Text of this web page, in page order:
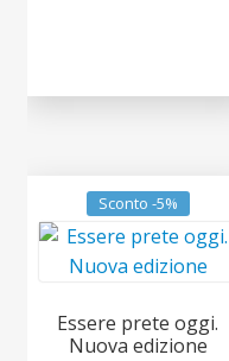
Sconto -5%
Essere prete oggi.
Nuova edizione